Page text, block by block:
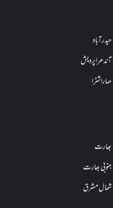
حیدرآباد
آندھراپردیش
مہاراشٹرا
بھارت
جنوبی بھارت
شمال مشرق